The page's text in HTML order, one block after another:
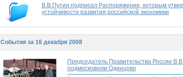
В.В.Путин подписал Распоряжение, которым
устойчивости развития российской экономики
События за 16 декабря 2008
Председатель Правительства России
подмосковном Одинцово